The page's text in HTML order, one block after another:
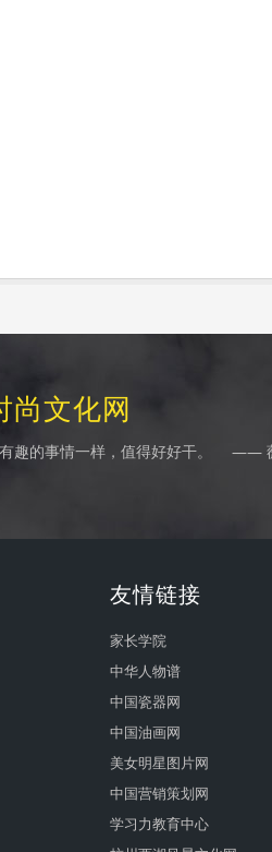
尚文化网
趣的事情一样，值得好好干。 ——
友情链接
家长学院
中华人物谱
中国瓷器网
中国油画网
美女明星图片网
中国营销策划网
学习力教育中心